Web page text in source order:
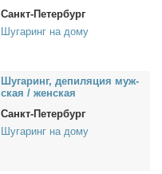
Санкт-Петербург
Шугаринг на дому
Шу­га­ринг, де­пи­ля­ция муж­
ская / жен­ская
Санкт-Петербург
Шугаринг на дому